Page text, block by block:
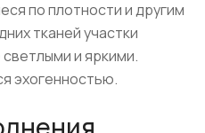
по плотности и другим
тканей участки
и яркими.
эхогенностью.